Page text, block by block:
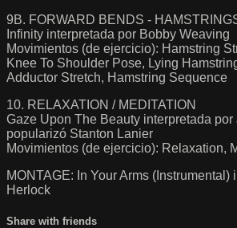
9B. FORWARD BENDS -
Infinity interpretada por Bobby Weaving
Movimientos (de ejercicio): Hamstring
Knee To Shoulder Pose, Lying
Adductor Stretch, Hamstring Sequence
10. RELAXATION / MEDITATION
Gaze Upon The Beauty interpretada
popularizó Stanton Lanier
Movimientos (de ejercicio): Relaxation,
MONTAGE: In Your Arms (Instrumental)
Herlock
Share with friends